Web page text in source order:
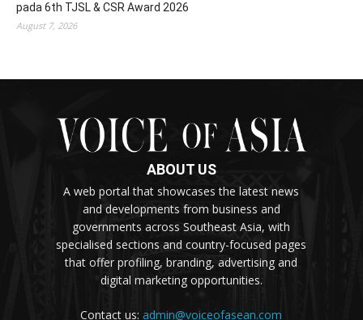
pada 6th TJSL & CSR Award 2026
August 7, 2026
ABOUT US
A web portal that showcases the latest news
and developments from business and
governments across Southeast Asia, with
specialised sections and country-focused pages
that offer profiling, branding, advertising and
digital marketing opportunities.
Contact us:admin@voiceofasean.com